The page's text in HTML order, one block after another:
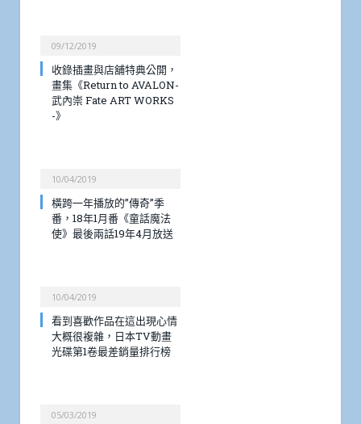
09/12/2019
收錄插畫與店舖特典公開，
畫集《Return to AVALON-
武內崇 Fate ART WORKS
-》
10/04/2019
橫跨一年播放的”傳奇”季
番，18年1月番《童話魔法
使》最後兩話19年4月放送
10/04/2019
看到喜歡作品在這出現心情
大概很複雜，日本TV動畫
光碟第1卷最差銷量排行榜
05/03/2019